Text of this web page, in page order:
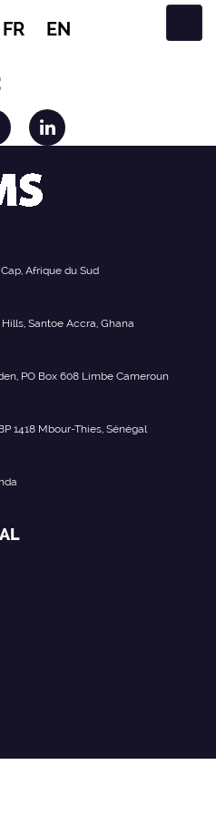
FR EN
Afrique du Sud
Santoe Accra, Ghana
PO Box 608 Limbe Cameroun
1418 Mbour-Thies, Sénégal